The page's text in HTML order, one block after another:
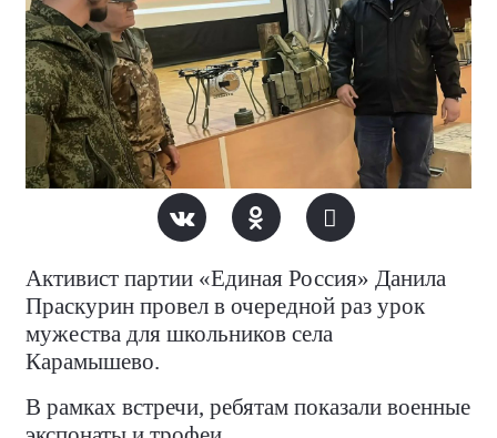
Активист партии «Единая Россия» Данила
Праскурин провел в очередной раз урок
мужества для школьников села
Карамышево.
В рамках встречи, ребятам показали военные